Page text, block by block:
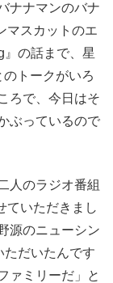
ナナマンのバナ
マスカットのエ
の話まで、星
トークがいろ
ろで、今日はそ
ぶっているので
人のラジオ番組
ていただきまし
源のニューシン
ただいたんです
ァミリーだ」と